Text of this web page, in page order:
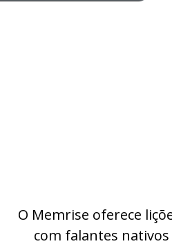
O Memrise oferece
com falantes